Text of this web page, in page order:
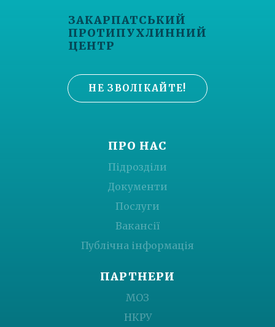
ЗАКАРПАТСЬКИЙ
ПРОТИПУХЛИННИЙ
ЦЕНТР
НЕ ЗВОЛІКАЙТЕ!
ПРО НАС
Підрозділи
Документи
Послуги
Вакансії
Публічна інформація
ПАРТНЕРИ
МОЗ
НКРУ